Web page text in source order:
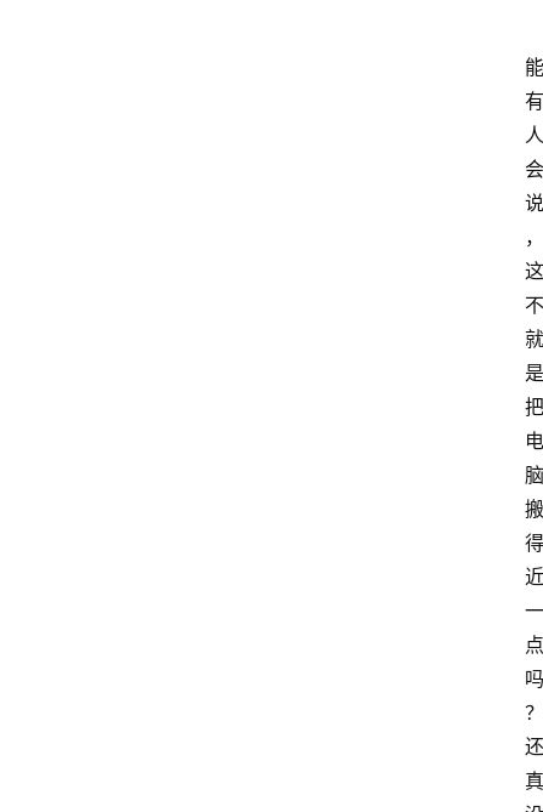
能
有
人
会
说
，
这
不
就
是
把
电
脑
搬
得
近
一
点
吗
？
还
真